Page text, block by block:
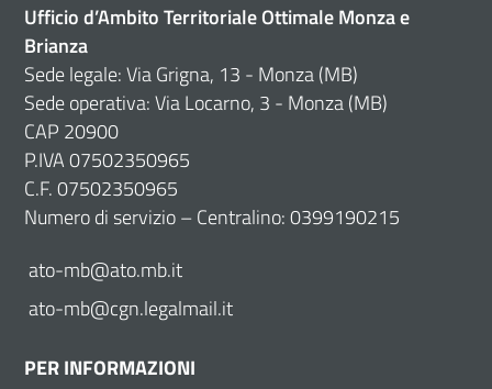
Ufficio d’Ambito Territoriale Ottimale Monza e
Brianza
Sede legale: Via Grigna, 13 - Monza (MB)
Sede operativa: Via Locarno, 3 - Monza (MB)
CAP 20900
P.IVA 07502350965
C.F. 07502350965
Numero di servizio – Centralino: 0399190215
ato-mb@ato.mb.it
ato-mb@cgn.legalmail.it
PER INFORMAZIONI